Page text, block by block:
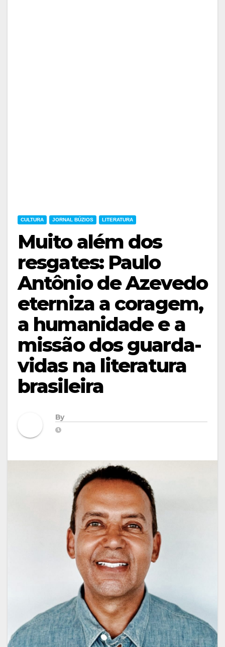
CULTURA JORNAL BÚZIOS LITERATURA
Muito além dos
resgates: Paulo
Antônio de Azevedo
eterniza a coragem,
a humanidade e a
missão dos guarda-
vidas na literatura
brasileira
By